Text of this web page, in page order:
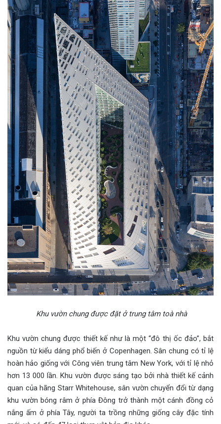
Khu vườn chung được đặt ở trung tâm toà nhà
Khu vườn chung được thiết kế như là một “đô thị ốc đảo”, bắt
nguồn từ kiểu dáng phổ biến ở Copenhagen. Sân chung có tỉ lệ
hoàn hảo giống với Công viên trung tâm New York, với tỉ lệ nhỏ
hơn 13 000 lần. Khu vườn được sáng tạo bởi nhà thiết kế cảnh
quan của hãng Starr Whitehouse, sân vườn chuyển đổi từ dạng
khu vườn bóng râm ở phía Đông trở thành một cánh đồng cỏ
nắng ấm ở phía Tây, người ta trồng những giống cây đặc tính